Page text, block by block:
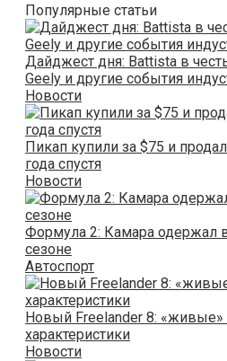
Популярные статьи
Дайджест дня: Battista в
Geely и другие события
Новости
Пикап купили за $75 и
года спустя
Новости
Формула 2: Камара одержал
сезоне
Автоспорт
Новый Freelander 8: «живые»
характеристики
Новости